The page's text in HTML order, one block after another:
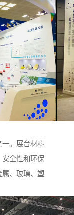
一。展台材料
安全性和环保
、玻璃、塑